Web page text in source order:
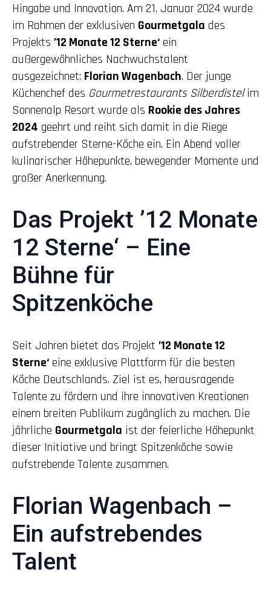
Hingabe und Innovation. Am 21. Januar 2024 wurde
im Rahmen der exklusiven Gourmetgala des
Projekts ’12 Monate 12 Sterne‘ ein
außergewöhnliches Nachwuchstalent
ausgezeichnet: Florian Wagenbach. Der junge
Küchenchef des Gourmetrestaurants Silberdistelim
Sonnenalp Resort wurde als Rookie des Jahres
2024 geehrt und reiht sich damit in die Riege
aufstrebender Sterne-Köche ein. Ein Abend voller
kulinarischer Höhepunkte, bewegender Momente und
großer Anerkennung.
Das Projekt ’12 Monate
12 Sterne‘ – Eine
Bühne für
Spitzenköche
Seit Jahren bietet das Projekt ’12 Monate 12
Sterne‘ eine exklusive Plattform für die besten
Köche Deutschlands. Ziel ist es, herausragende
Talente zu fördern und ihre innovativen Kreationen
einem breiten Publikum zugänglich zu machen. Die
jährliche Gourmetgala ist der feierliche Höhepunkt
dieser Initiative und bringt Spitzenköche sowie
aufstrebende Talente zusammen.
Florian Wagenbach –
Ein aufstrebendes
Talent